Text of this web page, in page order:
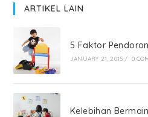
ARTIKEL LAIN
5 Faktor
JANUARY 21, 2015 / 0
Kelebihan